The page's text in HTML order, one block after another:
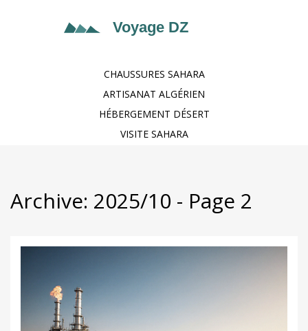
CHAUSSURES SAHARA
ARTISANAT ALGÉRIEN
HÉBERGEMENT DÉSERT
VISITE SAHARA
Archive: 2025/10 - Page 2